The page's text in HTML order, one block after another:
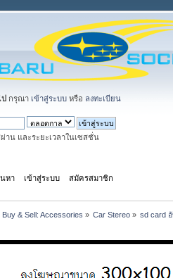
กรุณา เข้าสู่ระบบ หรือ ลงทะเบียน
าน และระยะเวลาในเซสชั่น
หา เข้าสู่ระบบ สมัครสมาชิก
Buy & Sell: Accessories » Car Stereo» sd card